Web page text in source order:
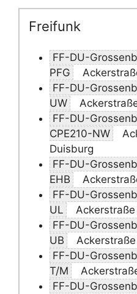
Freifunk
FF-DU-
PFG
FF-DU-
UW
FF-DU-
CPE210-NW
Duisburg
FF-DU-
EHB
FF-DU-
UL
FF-DU-
UB
FF-DU-
T/M
FF-DU-